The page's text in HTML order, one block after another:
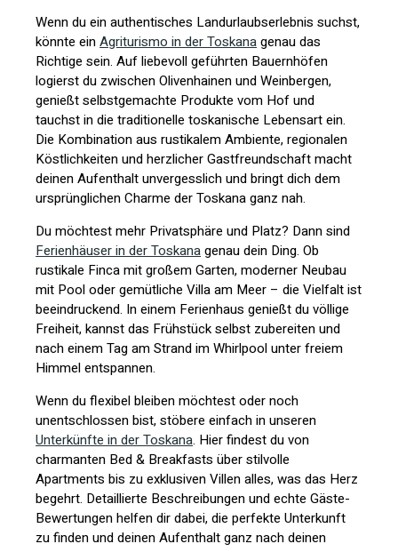
Wenn du ein authentisches Landurlaubserlebnis suchst,
könnte einAgriturismo in der Toskanagenau das
Richtige sein. Auf liebevoll geführten Bauernhöfen
logierst du zwischen Olivenhainen und Weinbergen,
genießt selbstgemachte Produkte vom Hof und
tauchst in die traditionelle toskanische Lebensart ein.
Die Kombination aus rustikalem Ambiente, regionalen
Köstlichkeiten und herzlicher Gastfreundschaft macht
deinen Aufenthalt unvergesslich und bringt dich dem
ursprünglichen Charme der Toskana ganz nah.
Du möchtest mehr Privatsphäre und Platz? Dann sind
Ferienhäuser in der Toskanagenau dein Ding. Ob
rustikale Finca mit großem Garten, moderner Neubau
mit Pool oder gemütliche Villa am Meer – die Vielfalt ist
beeindruckend. In einem Ferienhaus genießt du völlige
Freiheit, kannst das Frühstück selbst zubereiten und
nach einem Tag am Strand im Whirlpool unter freiem
Himmel entspannen.
Wenn du flexibel bleiben möchtest oder noch
unentschlossen bist, stöbere einfach in unseren
Unterkünfte in der Toskana. Hier findest du von
charmanten Bed & Breakfasts über stilvolle
Apartments bis zu exklusiven Villen alles, was das Herz
begehrt. Detaillierte Beschreibungen und echte Gäste-
Bewertungen helfen dir dabei, die perfekte Unterkunft
zu finden und deinen Aufenthalt ganz nach deinen